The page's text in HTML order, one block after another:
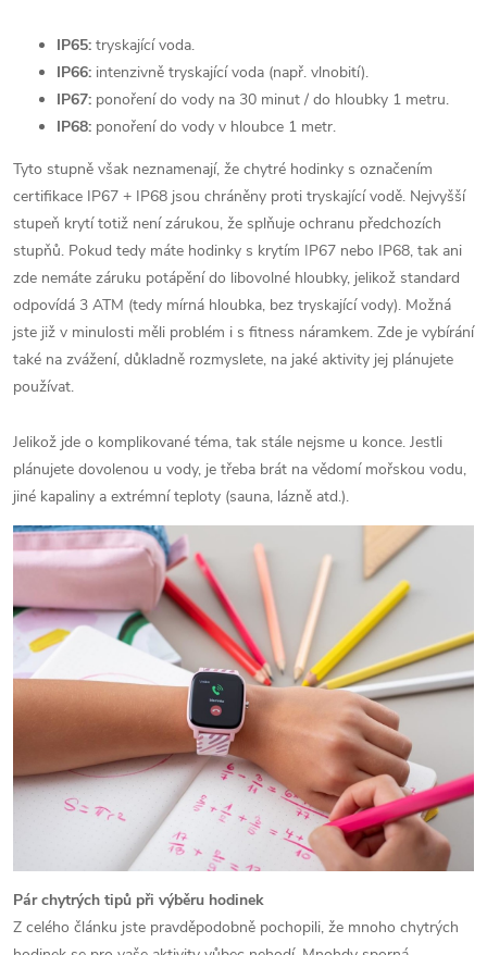
IP65: tryskající voda.
IP66: intenzivně tryskající voda (např. vlnobití).
IP67: ponoření do vody na 30 minut / do hloubky 1 metru.
IP68: ponoření do vody v hloubce 1 metr.
Tyto stupně však neznamenají, že chytré hodinky s označením
certifikace IP67 + IP68 jsou chráněny proti tryskající vodě. Nejvyšší
stupeň krytí totiž není zárukou, že splňuje ochranu předchozích
stupňů. Pokud tedy máte hodinky s krytím IP67 nebo IP68, tak ani
zde nemáte záruku potápění do libovolné hloubky, jelikož standard
odpovídá 3 ATM (tedy mírná hloubka, bez tryskající vody). Možná
jste již v minulosti měli problém i s fitness náramkem. Zde je vybírání
také na zvážení, důkladně rozmyslete, na jaké aktivity jej plánujete
používat.
Jelikož jde o komplikované téma, tak stále nejsme u konce. Jestli
plánujete dovolenou u vody, je třeba brát na vědomí mořskou vodu,
jiné kapaliny a extrémní teploty (sauna, lázně atd.).
Pár chytrých tipů při výběru hodinek
Z celého článku jste pravděpodobně pochopili, že mnoho chytrých